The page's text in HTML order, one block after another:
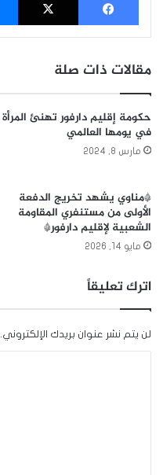
مقالات ذات صلة
حكومة إقليم دارفور تهنئ المرأة
في يومها العالمي
مارس 8, 2024
*مناوي يشهد تخريج الدفعة
الأولى من مستنفري المقاومة
الشعبية لإقليم دارفور*
مايو 14, 2026
اترك تعليقاً
لن يتم نشر عنوان بريدك الإلكتروني.